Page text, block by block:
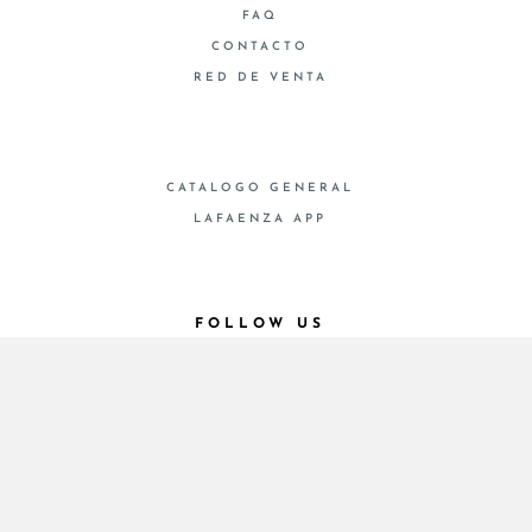
FAQ
CONTACTO
RED DE VENTA
CATALOGO GENERAL
LAFAENZA APP
FOLLOW US